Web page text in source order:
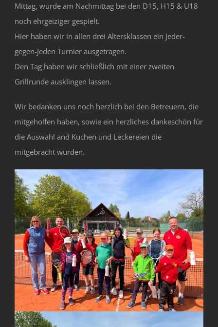
Mittag, wurde am Nachmittag bei den D15, H15 & U18
noch ehrgeiziger gespielt.
Hier haben wir in allen drei Altersklassen ein Jeder-
gegen-Jeden Turnier ausgetragen.
Den Tag haben wir schließlich mit einer zweiten
Grillrunde ausklingen lassen.
Wir bedanken uns noch herzlich bei den Betreuern, die
mitgeholfen haben, sowie ein herzliches dankeschön für
die Auswahl and Kuchen und Leckereien die
mitgebracht wurden.